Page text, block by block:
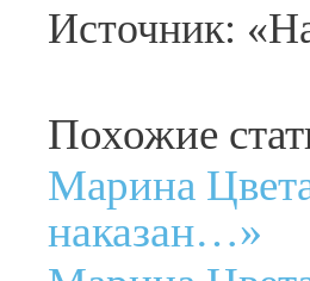
Источник:
Похожие
Марина
наказан…»